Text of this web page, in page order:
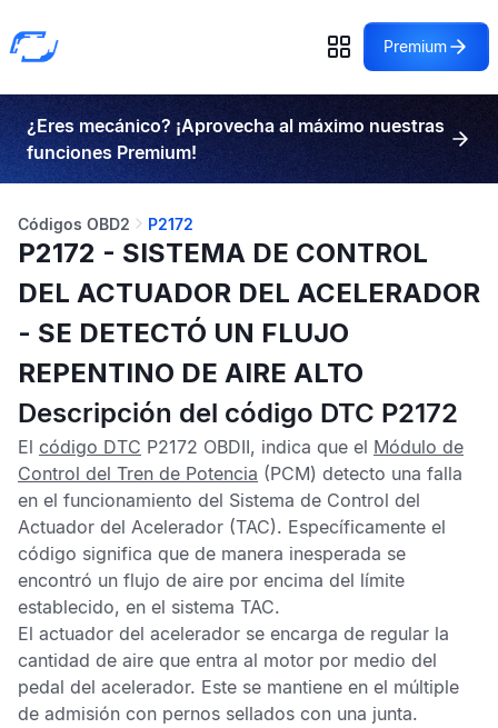
Premium
¿Eres mecánico? ¡Aprovecha al máximo nuestras
funciones Premium!
Códigos OBD2 P2172
P2172 - SISTEMA DE CONTROL
DEL ACTUADOR DEL ACELERADOR
- SE DETECTÓ UN FLUJO
REPENTINO DE AIRE ALTO
Descripción del código DTC P2172
El código DTC P2172 OBDII, indica que el Módulo de
Control del Tren de Potencia (PCM) detecto una falla
en el funcionamiento del Sistema de Control del
Actuador del Acelerador (TAC). Específicamente el
código significa que de manera inesperada se
encontró un flujo de aire por encima del límite
establecido, en el sistema TAC.
El actuador del acelerador se encarga de regular la
cantidad de aire que entra al motor por medio del
pedal del acelerador. Este se mantiene en el múltiple
de admisión con pernos sellados con una junta.